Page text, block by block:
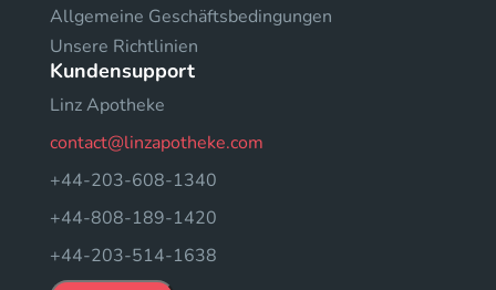
Allgemeine Geschäftsbedingungen
Unsere Richtlinien
Kundensupport
Linz Apotheke
contact@linzapotheke.com
+44-203-608-1340
+44-808-189-1420
+44-203-514-1638